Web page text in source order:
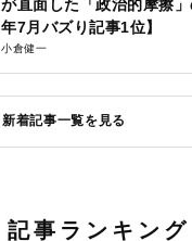
が直面した「政治的摩擦
年7月バズり記事1位】
小倉健一
新着記事一覧を見る
記事ランキング